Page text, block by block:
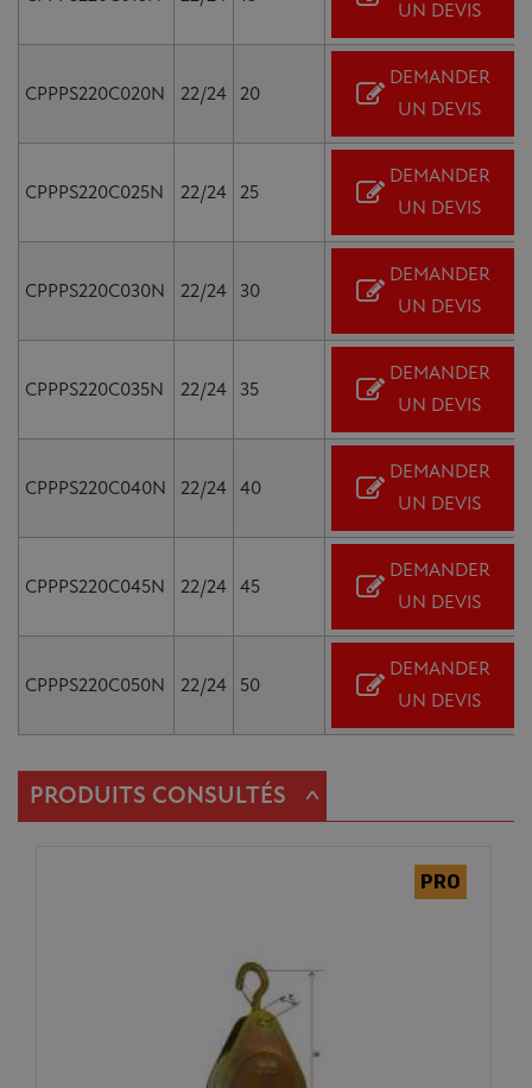
UN DEVIS
CPPPS220C020N 22/24 20
DEMANDER
UN DEVIS
CPPPS220C025N 22/24 25
DEMANDER
UN DEVIS
CPPPS220C030N 22/24 30
DEMANDER
UN DEVIS
CPPPS220C035N 22/24 35
DEMANDER
UN DEVIS
CPPPS220C040N 22/24 40
DEMANDER
UN DEVIS
CPPPS220C045N 22/24 45
DEMANDER
UN DEVIS
CPPPS220C050N 22/24 50
DEMANDER
UN DEVIS
PRODUITS CONSULTÉS ^